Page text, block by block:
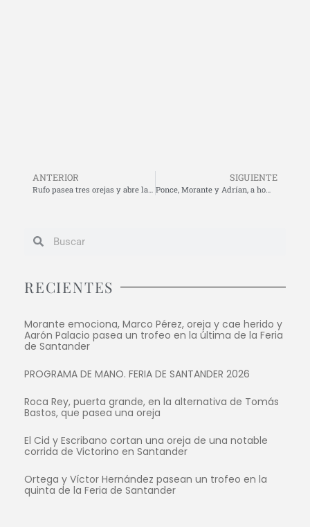
ANTERIOR SIGUIENTE
Ponce, Morante y Adrían, a hombros tras una tarde triunfal en Santander
RECIENTES
Morante emociona, Marco Pérez, oreja y cae herido y
Aarón Palacio pasea un trofeo en la última de la Feria
de Santander
PROGRAMA DE MANO. FERIA DE SANTANDER 2026
Roca Rey, puerta grande, en la alternativa de Tomás
Bastos, que pasea una oreja
El Cid y Escribano cortan una oreja de una notable
corrida de Victorino en Santander
Ortega y Víctor Hernández pasean un trofeo en la
quinta de la Feria de Santander